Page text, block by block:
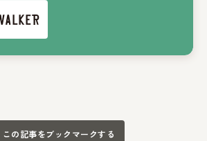
この記事をブックマークする